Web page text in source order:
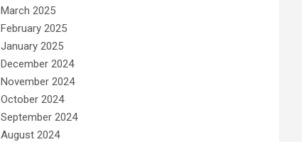
March 2025
February 2025
January 2025
December 2024
November 2024
October 2024
September 2024
August 2024